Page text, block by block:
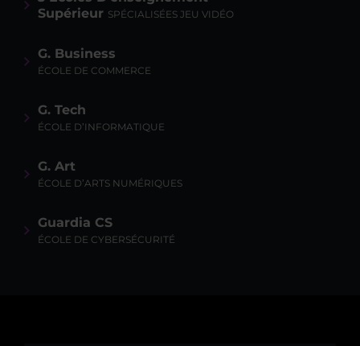
Supérieur SPÉCIALISÉES JEU VIDÉO
G. Business
ÉCOLE DE COMMERCE
G. Tech
ÉCOLE D’INFORMATIQUE
G. Art
ÉCOLE D’ARTS NUMÉRIQUES
Guardia CS
ÉCOLE DE CYBERSÉCURITÉ